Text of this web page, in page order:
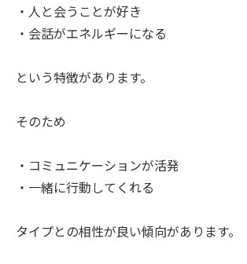
・人と会うことが好き
・会話がエネルギーになる
という特徴があります。
そのため
・コミュニケーションが活発
・一緒に行動してくれる
タイプとの相性が良い傾向があります。